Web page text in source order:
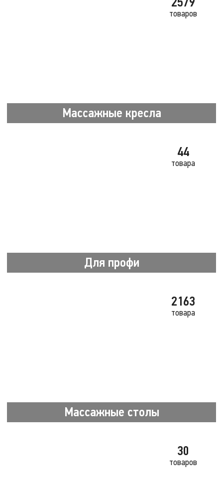
товаров
Массажные кресла
44
товара
Для профи
2163
товара
Массажные столы
30
товаров